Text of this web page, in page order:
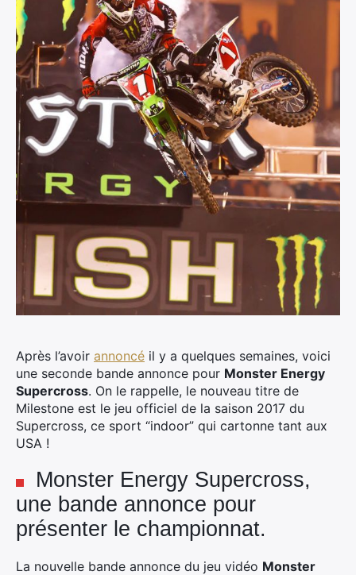
Après l’avoir annoncé il y a quelques semaines, voici
une seconde bande annonce pour Monster Energy
Supercross. On le rappelle, le nouveau titre de
Milestone est le jeu officiel de la saison 2017 du
Supercross, ce sport “indoor” qui cartonne tant aux
USA !
Monster Energy Supercross,
une bande annonce pour
présenter le championnat.
La nouvelle bande annonce du jeu vidéo Monster